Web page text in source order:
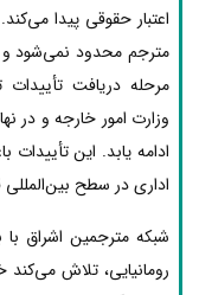
اعتبار حقوقی پیدا
مترجم محدود نمی‌شود و
مرحله دریافت
وزارت امور خارجه و در
ادامه یابد. این
اداری در سطح
شبکه مترجمین اشراق
رومانیایی، تلاش